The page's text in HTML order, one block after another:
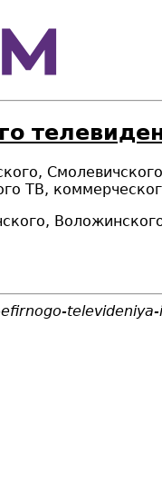
ТВ,